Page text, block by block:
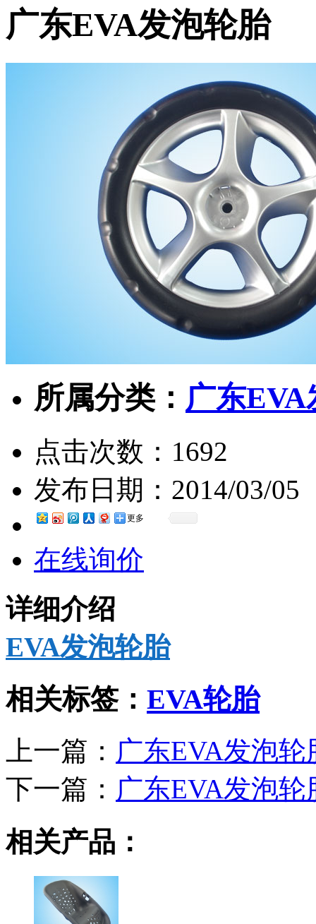
广东EVA发泡轮胎
所属分类： 广东
点击次数： 1692
发布日期： 2014/03/05
更多
在线询价
详细介绍
EVA发泡轮胎
相关标签： EVA轮胎
上一篇： 广东EVA发泡轮
下一篇： 广东EVA发泡轮
相关产品：